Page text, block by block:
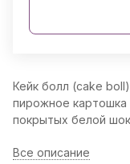
Кейк болл (cake
пирожное картошка
покрытых белой
Все описание